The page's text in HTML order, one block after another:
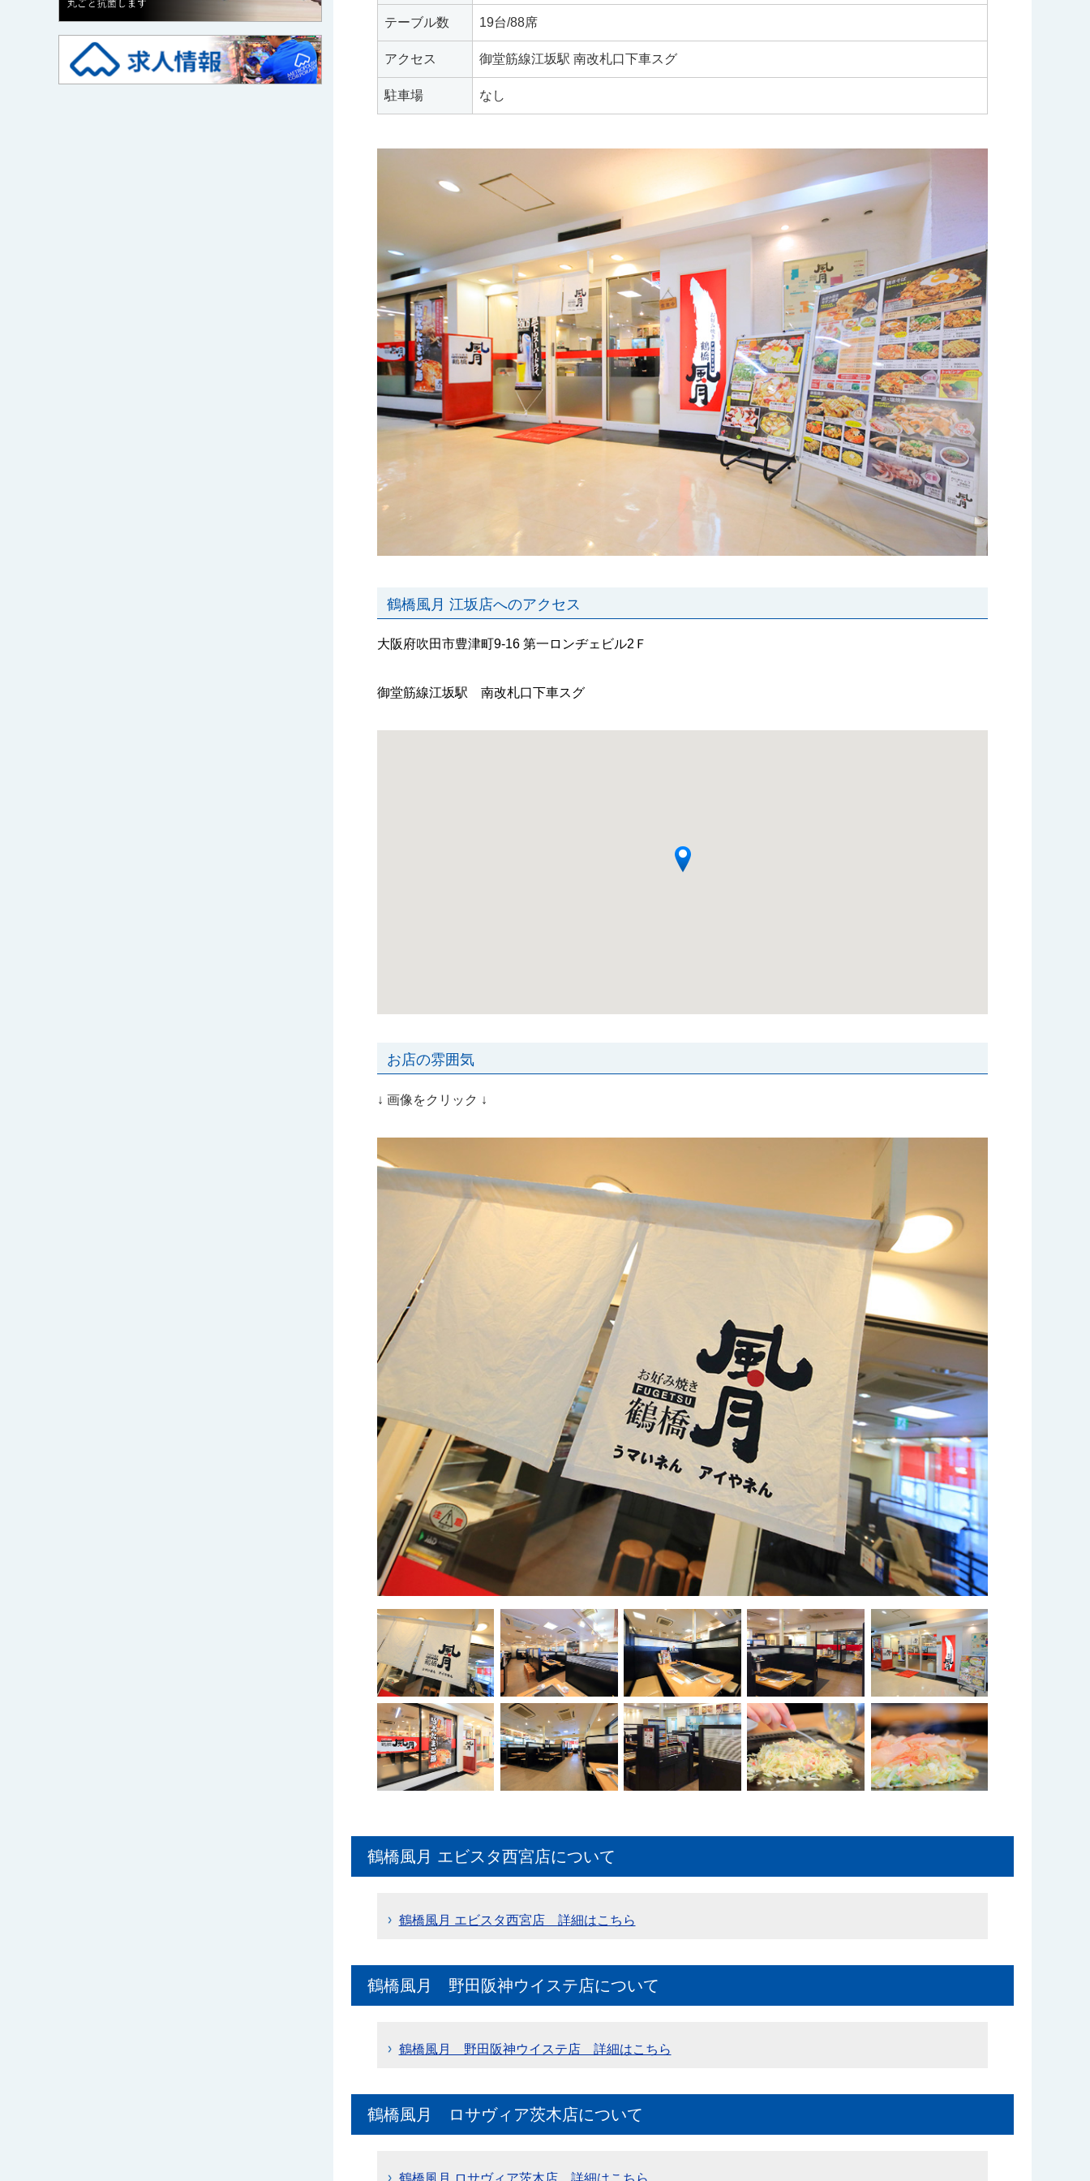
テーブル数 19台/88席
アクセス 御堂筋線江坂駅 南改札口下車スグ
駐車場 なし
鶴橋風月 江坂店へのアクセス
大阪府吹田市豊津町9-16 第一ロンヂェビル2Ｆ
御堂筋線江坂駅 南改札口下車スグ
お店の雰囲気
↓ 画像をクリック ↓
鶴橋風月 エビスタ西宮店について
鶴橋風月 エビスタ西宮店 詳細はこちら
鶴橋風月 野田阪神ウイステ店について
鶴橋風月 野田阪神ウイステ店 詳細はこちら
鶴橋風月 ロサヴィア茨木店について
鶴橋風月 ロサヴィア茨木店 詳細はこちら